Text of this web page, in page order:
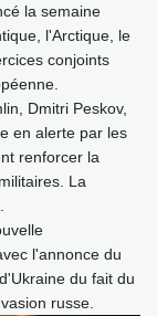
la semaine
l'Arctique, le
conjoints
Dmitri Peskov,
en alerte par les
renforcer la
La
l'annonce du
du fait du
russe.